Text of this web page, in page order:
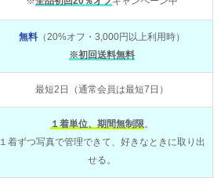
無料（20%オフ・3,000円以上利用時）
※初回送料無料
最短2日（通常会員は最短7日）
１着単位、期間無制限。
１着ずつ写真で管理できて、好きなときに取り出
せる。